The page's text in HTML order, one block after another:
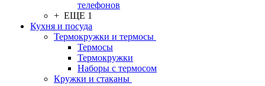
телефонов
+ ЕЩЕ 1
Кухня и посуда
Термокружки и термосы
Термосы
Термокружки
Наборы с термосом
Кружки и стаканы